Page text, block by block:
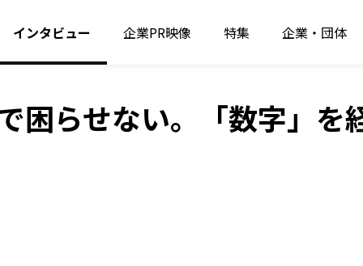
インタビュー 企業PR映像 特集 企業・団体
困らせない。「数字」を